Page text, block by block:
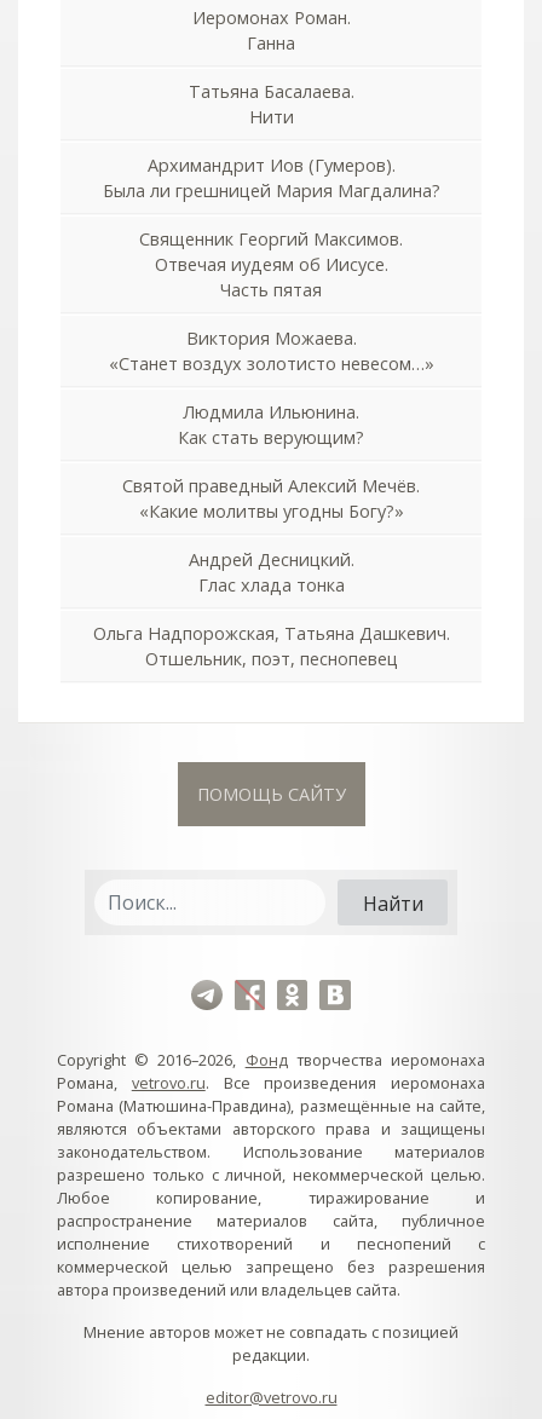
Иеромонах Роман.
Ганна
Татьяна Басалаева.
Нити
Архимандрит Иов (Гумеров).
Была ли грешницей Мария Магдалина?
Священник Георгий Максимов.
Отвечая иудеям об Иисусе.
Часть пятая
Виктория Можаева.
«Станет воздух золотисто невесом…»
Людмила Ильюнина.
Как стать верующим?
Святой праведный Алексий Мечёв.
«Какие молитвы угодны Богу?»
Андрей Десницкий.
Глас хлада тонка
Ольга Надпорожская, Татьяна Дашкевич.
Отшельник, поэт, песнопевец
ПОМОЩЬ САЙТУ
Copyright © 2016–2026, Фондтворчества иеромонаха
Романа, vetrovo.ru. Все произведения иеромонаха
Романа (Матюшина-Правдина), размещённые на сайте,
являются объектами авторского права и защищены
законодательством. Использование материалов
разрешено только с личной, некоммерческой целью.
Любое копирование, тиражирование и
распространение материалов сайта, публичное
исполнение стихотворений и песнопений с
коммерческой целью запрещено без разрешения
автора произведений или владельцев сайта.
Мнение авторов может не совпадать с позицией
редакции.
editor@vetrovo.ru